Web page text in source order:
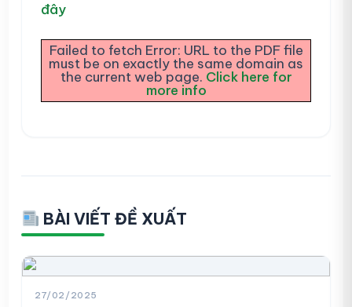
đây
Failed to fetch Error: URL to the PDF file
must be on exactly the same domain as
the current web page. Click here for
more info
BÀI VIẾT ĐỀ XUẤT
27/02/2025